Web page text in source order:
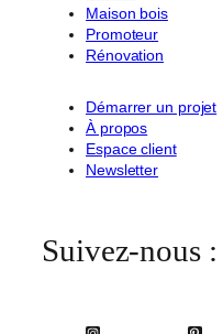
Maison bois
Promoteur
Rénovation
Démarrer un projet
À propos
Espace client
Newsletter
Suivez-nous :